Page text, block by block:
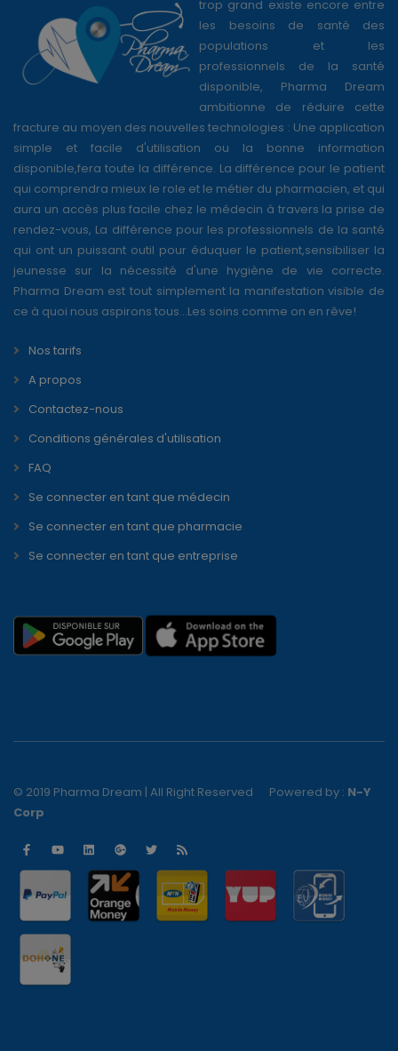
trop grand existe encore entre
les besoins de santé des
populations et les
professionnels de la santé
disponible, Pharma Dream
ambitionne de réduire cette
fracture au moyen des nouvelles technologies : Une application
simple et facile d'utilisation ou la bonne information
disponible,fera toute la différence. La différence pour le patient
qui comprendra mieux le role et le métier du pharmacien, et qui
aura un accès plus facile chez le médecin à travers la prise de
rendez-vous, La différence pour les professionnels de la santé
qui ont un puissant outil pour éduquer le patient,sensibiliser la
jeunesse sur la nécessité d'une hygiène de vie correcte.
Pharma Dream est tout simplement la manifestation visible de
ce à quoi nous aspirons tous...Les soins comme on en rêve!
Nos tarifs
A propos
Contactez-nous
Conditions générales d'utilisation
FAQ
Se connecter en tant que médecin
Se connecter en tant que pharmacie
Se connecter en tant que entreprise
© 2019 Pharma Dream | All Right Reserved Powered by : N-Y
Corp